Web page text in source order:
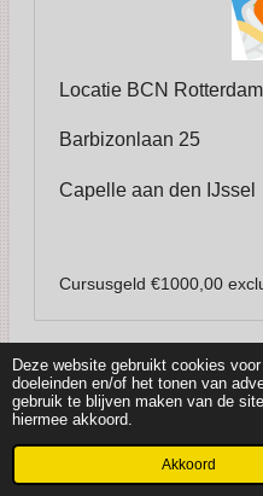
Deze website gebruikt cookies
doeleinden en/of het tonen van
gebruik te blijven maken van de
hiermee akkoord.
Akkoord
Locatie BCN Rotterdam
Barbizonlaan 25
Capelle aan den IJssel
Cursusgeld €1000,00
Burger Opleidingen Trainingen & Advies
235971354B01 / IBAN: